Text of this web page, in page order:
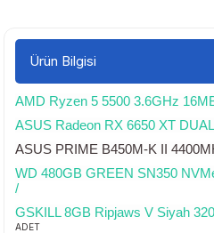
Ürün Bilgisi
AMD Ryzen 5 5500 3.6GHz
ASUS Radeon RX 6650 XT
ASUS PRIME B450M-K II
WD 480GB GREEN SN350
/
GSKILL 8GB Ripjaws V Siyah
ADET